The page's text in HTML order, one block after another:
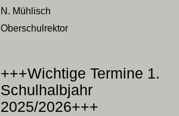
N. Mühlisch
Oberschulrektor
+++Wichtige Termine 1.
Schulhalbjahr
2025/2026+++